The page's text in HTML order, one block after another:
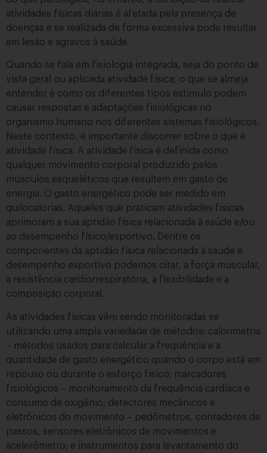
atividades físicas diárias é afetada pela presença de
doenças e se realizada de forma excessiva pode resultar
em lesão e agravos à saúde.
Quando se fala em fisiologia integrada, seja do ponto de
vista geral ou aplicada atividade física, o que se almeja
entender é como os diferentes tipos estímulo podem
causar respostas e adaptações fisiológicas no
organismo humano nos diferentes sistemas fisiológicos.
Neste contexto, é importante discorrer sobre o que é
atividade física. A atividade física é definida como
qualquer movimento corporal produzido pelos
músculos esqueléticos que resultem em gasto de
energia. O gasto energético pode ser medido em
quilocalorias. Aqueles que praticam atividades físicas
aprimoram a sua aptidão física relacionada à saúde e/ou
ao desempenho físico/esportivo. Dentre os
componentes da aptidão física relacionada à saúde e
desempenho esportivo podemos citar, a força muscular,
a resistência cardiorrespiratória, a flexibilidade e a
composição corporal.
As atividades físicas vêm sendo monitoradas se
utilizando uma ampla variedade de métodos: calorimetria
– métodos usados para calcular a frequência e a
quantidade de gasto energético quando o corpo está em
repouso ou durante o esforço físico; marcadores
fisiológicos – monitoramento da frequência cardíaca e
consumo de oxigênio; detectores mecânicos e
eletrônicos do movimento – pedômetros, contadores de
passos, sensores eletrônicos de movimentos e
acelerômetro; e instrumentos para levantamento do